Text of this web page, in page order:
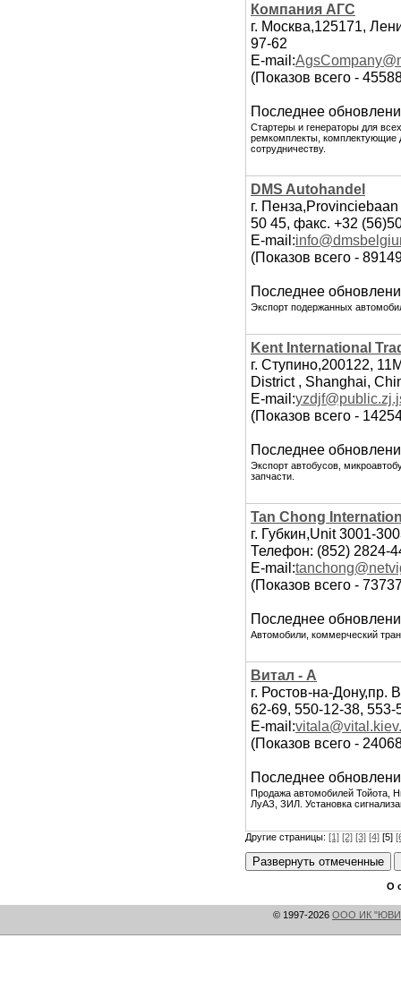
Компания АГС
г. Москва,125171,
97-62
E-mail:
(Показов всего -
Последнее
Стартеры и генераторы для
ремкомплекты, комплектующие
сотрудничеству.
DMS Autohandel
г.
50 45, факс. +32
E-mail:
(Показов всего -
Последнее
Экспорт подержанных
Kent International
г. Ступино,200122,
District , Shanghai,
E-mail:
(Показов всего -
Последнее
Экспорт автобусов,
запчасти.
Tan Chong
г. Губкин,Unit 3001-
Телефон: (852) 2824-
E-mail:
(Показов всего -
Последнее
Автомобили, коммерческий
Витал - А
г. Ростов-на-Дону,пр.
62-69, 550-12-38, 553-
E-mail:
(Показов всего -
Последнее
Продажа автомобилей Тойота,
ЛуАЗ, ЗИЛ. Установка
Другие страницы: [1] [2] [3] [4] [5]
О
© 1997-2026 ООО ИК